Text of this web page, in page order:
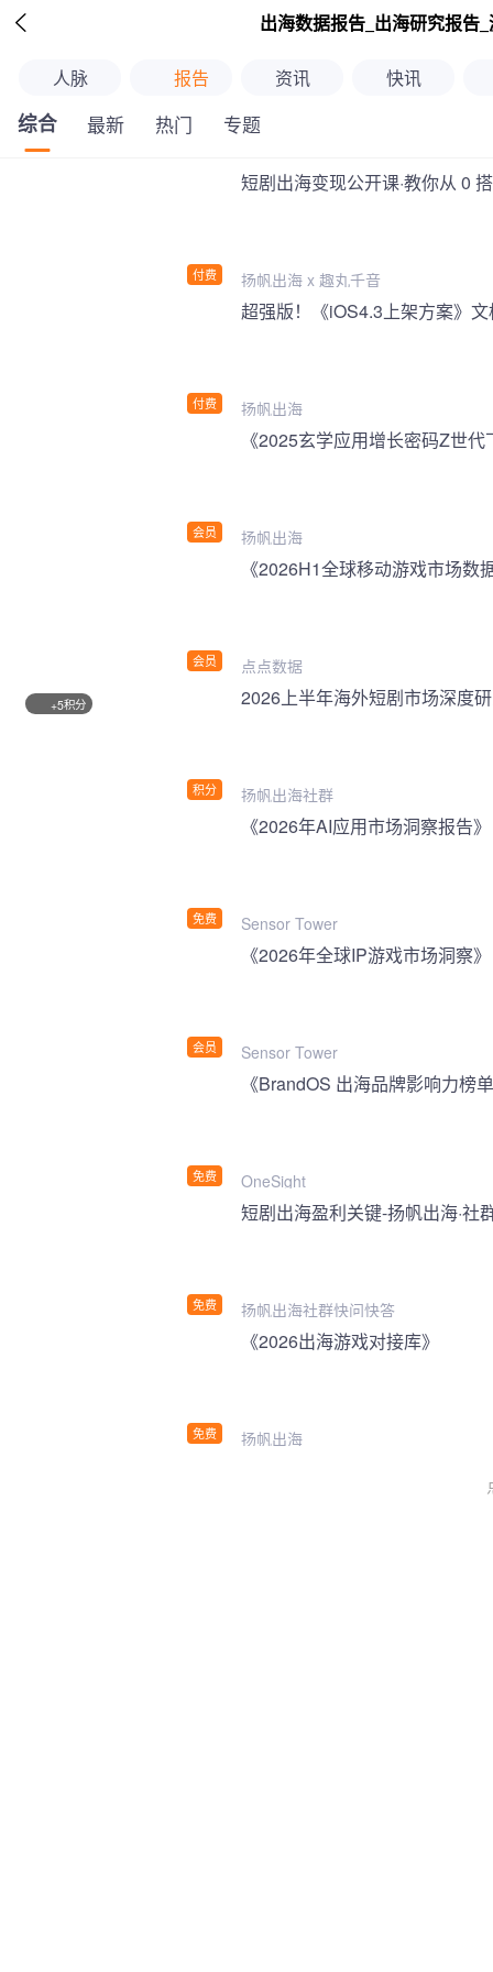
 出海数据报告_出海研究报告
人脉 报告 资讯 快讯
综合 最新 热门 专题
付费
短剧出海变现公开课·教你从 0
扬帆出海 x 趣丸千音
付费 扬帆出海
会员
《2025玄学应用增长密码Z世
扬帆出海
会员
《2026H1全球移动游戏市场数
点点数据
+5积分
积分
2026上半年海外短剧市场深度
扬帆出海社群
免费
《2026年AI应用市场洞察报告》
Sensor Tower
会员
《2026年全球IP游戏市场洞察》
Sensor Tower
免费
《BrandOS 出海品牌影响力榜
OneSight
免费
短剧出海盈利关键-扬帆出海·社
扬帆出海社群快问快答
免费
《2026出海游戏对接库》
扬帆出海